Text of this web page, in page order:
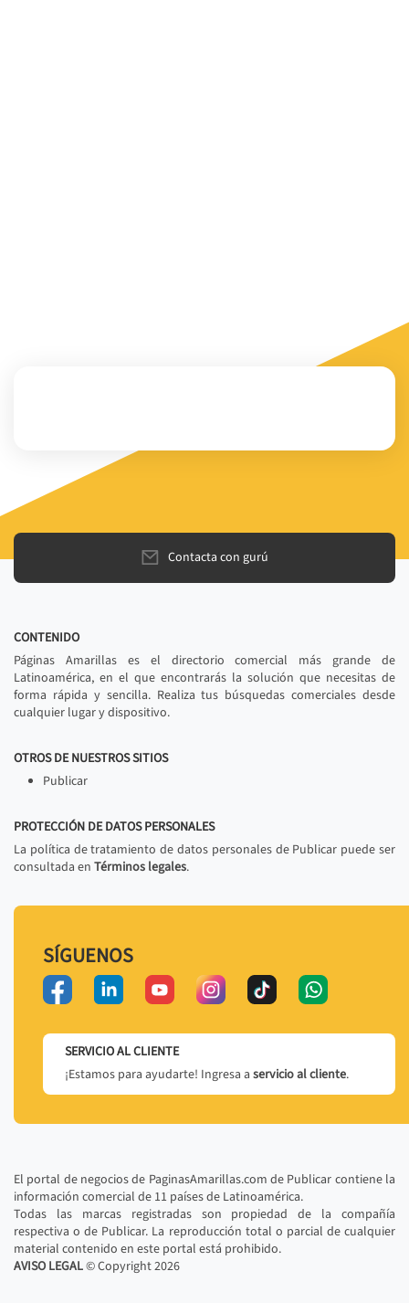
Contacta con gurú
CONTENIDO
Páginas Amarillas es el directorio comercial más grande de
Latinoamérica, en el que encontrarás la solución que necesitas de
forma rápida y sencilla. Realiza tus búsquedas comerciales desde
cualquier lugar y dispositivo.
OTROS DE NUESTROS SITIOS
Publicar
PROTECCIÓN DE DATOS PERSONALES
La política de tratamiento de datos personales de Publicar puede ser
consultada en Términos legales.
SÍGUENOS
SERVICIO AL CLIENTE
¡Estamos para ayudarte! Ingresa a servicio al cliente.
El portal de negocios de PaginasAmarillas.com de Publicar contiene la
información comercial de 11 países de Latinoamérica.
Todas las marcas registradas son propiedad de la compañía
respectiva o de Publicar. La reproducción total o parcial de cualquier
material contenido en este portal está prohibido.
AVISO LEGAL© Copyright2026